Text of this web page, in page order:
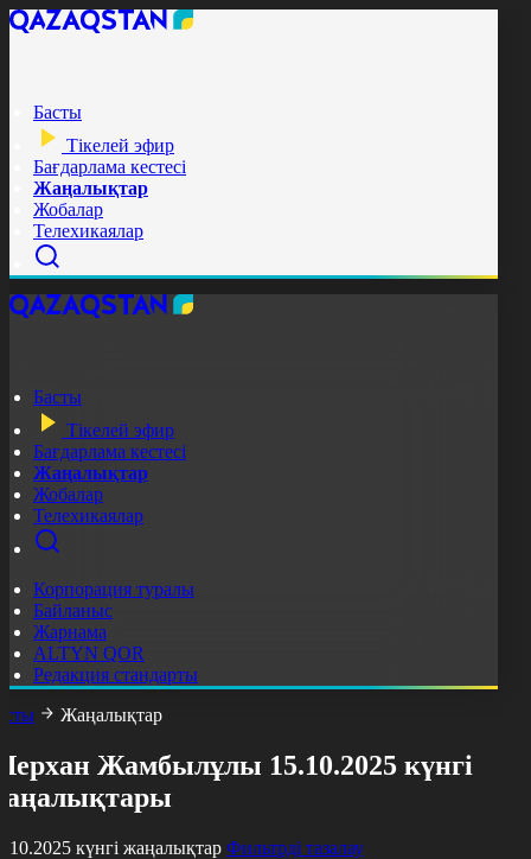
Басты
Тікелей эфир
Бағдарлама кестесі
Жаңалықтар
Жобалар
Телехикаялар
Басты
Тікелей эфир
Бағдарлама кестесі
Жаңалықтар
Жобалар
Телехикаялар
Корпорация туралы
Байланыс
Жарнама
ALTYN QOR
Редакция стандарты
Жаңалықтар
Жамбылұлы 15.10.2025 күнгі
күнгі жаңалықтар Фильтрді тазалау